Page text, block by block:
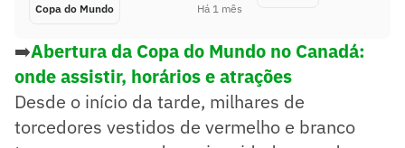
Copa do Mundo Há 1 mês
➡️Abertura da Copa do Mundo no Canadá:
onde assistir, horários e atrações
Desde o início da tarde, milhares de
torcedores vestidos de vermelho e branco